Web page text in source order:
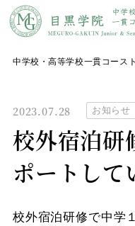
中学校・高等学校一貫コース
2023.07.28 お知らせ
校外宿泊研
ポートして
校外宿泊研修で中学